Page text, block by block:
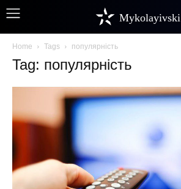
Mykolayivski
Home Tags популярність
Tag: популярність